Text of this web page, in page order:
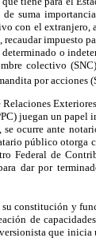
suma
con el extranjero,
impuesto
o
colectivo
por acciones
juegan un papel
ocurre ante
público otorga
Federal de
dar por
constitución y
de
que inicia